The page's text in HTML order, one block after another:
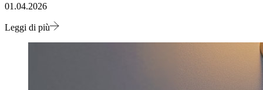
01.04.2026
Leggi di più